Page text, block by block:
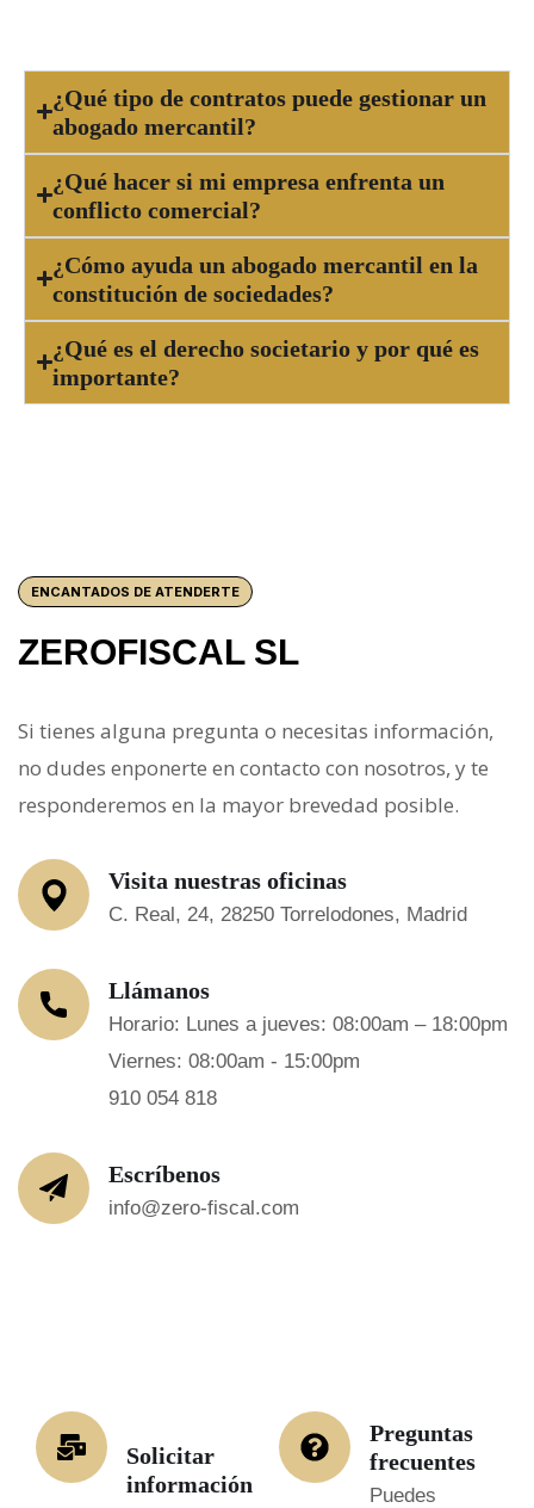
¿Qué tipo de contratos puede gestionar un
abogado mercantil?
¿Qué hacer si mi empresa enfrenta un
conflicto comercial?
¿Cómo ayuda un abogado mercantil en la
constitución de sociedades?
¿Qué es el derecho societario y por qué es
importante?
ENCANTADOS DE ATENDERTE
ZEROFISCAL SL
Si tienes alguna pregunta o necesitas información,
no dudes enponerte en contacto con nosotros, y te
responderemos en la mayor brevedad posible.
Visita nuestras oficinas
C. Real, 24, 28250 Torrelodones, Madrid
Llámanos
Horario: Lunes a jueves: 08:00am – 18:00pm
Viernes: 08:00am - 15:00pm
910 054 818
Escríbenos
info@zero-fiscal.com
Solicitar
información
Preguntas
frecuentes
Puedes